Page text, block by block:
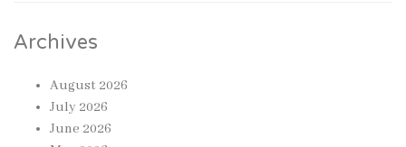
Archives
August 2026
July 2026
June 2026